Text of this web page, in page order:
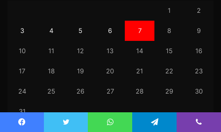
1 2
3 4 5 6 7 8 9
10 11 12 13 14 15 16
17 18 19 20 21 22 23
24 25 26 27 28 29 30
31